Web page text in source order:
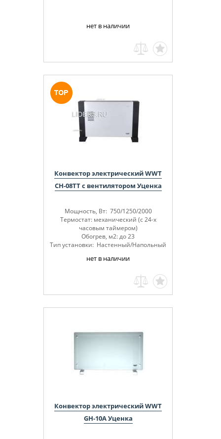
нет в наличии
Конвектор электрический WWT
CH-08TT с вентилятором Уценка
Мощность, Вт: 750/1250/2000
Термостат: механический (с 24-х
часовым таймером)
Обогрев, м2: до 23
Тип установки: Настенный/Напольный
нет в наличии
Конвектор электрический WWT
GH-10A Уценка